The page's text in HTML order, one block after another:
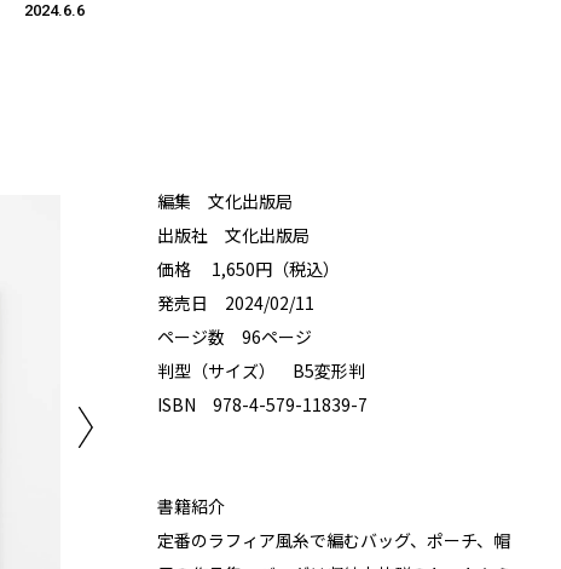
2024.6.6
編集 文化出版局
出版社 文化出版局
価格 1,650円（税込）
発売日 2024/02/11
ページ数 96ページ
判型（サイズ） B5変形判
ISBN 978-4-579-11839-7
書籍紹介
定番のラフィア風糸で編むバッグ、ポーチ、帽